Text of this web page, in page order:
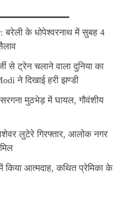
बरेली के धोपेश्वरनाथ में सुबह 4
से ट्रेन चलाने वाला दुनिया का
ने दिखाई हरी झण्डी
मुठभेड़ में घायल, गौवंशीय
लुटेरे गिरफ्तार, आलोक नगर
आत्मदाह, कथित प्रेमिका के